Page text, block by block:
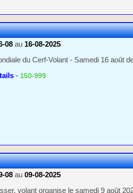
08 au 16-08-2025
du Cerf-Volant - Samedi 16 août
- 150-999
08 au 09-08-2025
volant organise le samedi 9 août